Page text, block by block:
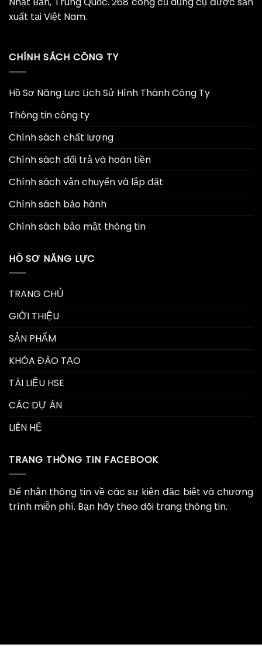
xuất tại Việt Nam.
CHÍNH SÁCH CÔNG TY
Hồ Sơ Năng Lực Lịch Sử Hình Thành Công Ty
Thông tin công ty
Chính sách chất lượng
Chính sách đổi trả và hoàn tiền
Chính sách vận chuyển và lắp đặt
Chính sách bảo hành
Chính sách bảo mật thông tin
HỒ SƠ NĂNG LỰC
TRANG CHỦ
GIỚI THIỆU
SẢN PHẨM
KHÓA ĐÀO TẠO
TÀI LIỆU HSE
CÁC DỰ ÁN
LIÊN HỆ
TRANG THÔNG TIN FACEBOOK
Để nhận thông tin về các sự kiện đặc biệt và chương
trình miễn phí. Bạn hãy theo dõi trang thông tin.